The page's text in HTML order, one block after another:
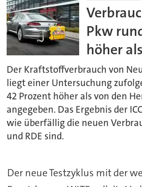
Pkw
höher
Der Kraftstoffverbrauch von
liegt einer Untersuchung
42 Prozent höher als von den
angegeben. Das Ergebnis der
wie überfällig die neuen
und RDE sind.
Der neue Testzyklus mit der